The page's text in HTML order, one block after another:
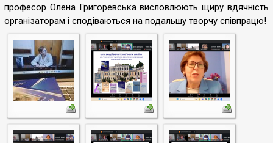
професор Олена Григоревська висловлюють щиру вдячність
організаторам і сподіваються на подальшу творчу співпрацю!